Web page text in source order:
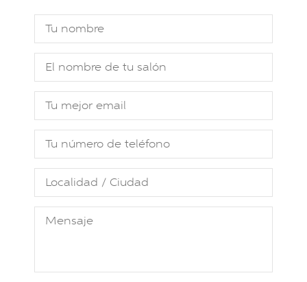
Tu nombre
El nombre de tu salón
Tu número de teléfono
Localidad / Ciudad